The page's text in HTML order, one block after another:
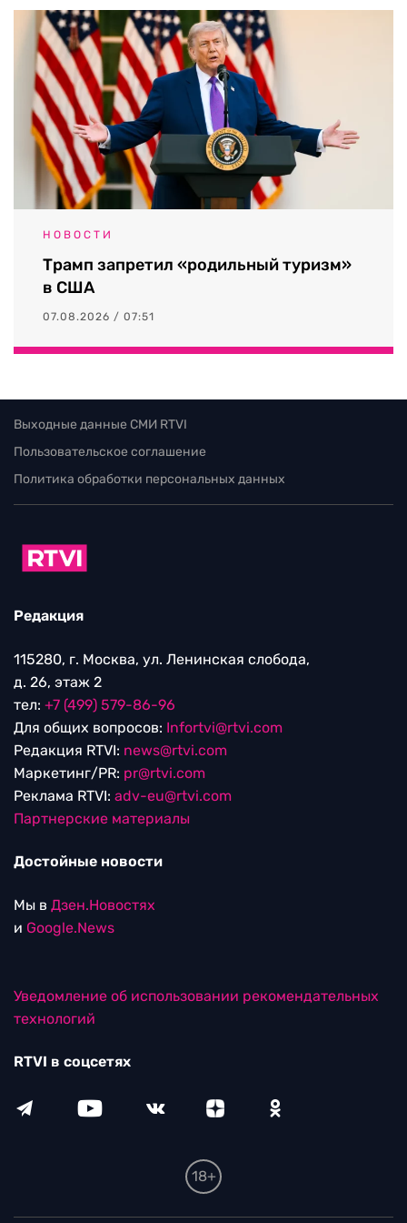
НОВОСТИ
Трамп запретил «родильный туризм»
в США
07.08.2026 / 07:51
Выходные данные СМИ RTVI
Пользовательское соглашение
Политика обработки персональных данных
Редакция
115280, г. Москва, ул. Ленинская слобода,
д. 26, этаж 2
тел: +7 (499) 579-86-96
Для общих вопросов: Infortvi@rtvi.com
Редакция RTVI: news@rtvi.com
Маркетинг/PR: pr@rtvi.com
Реклама RTVI: adv-eu@rtvi.com
Партнерские материалы
Достойные новости
Мы в Дзен.Новостях
и Google.News
Уведомление об использовании рекомендательных
технологий
RTVI в соцсетях
18+